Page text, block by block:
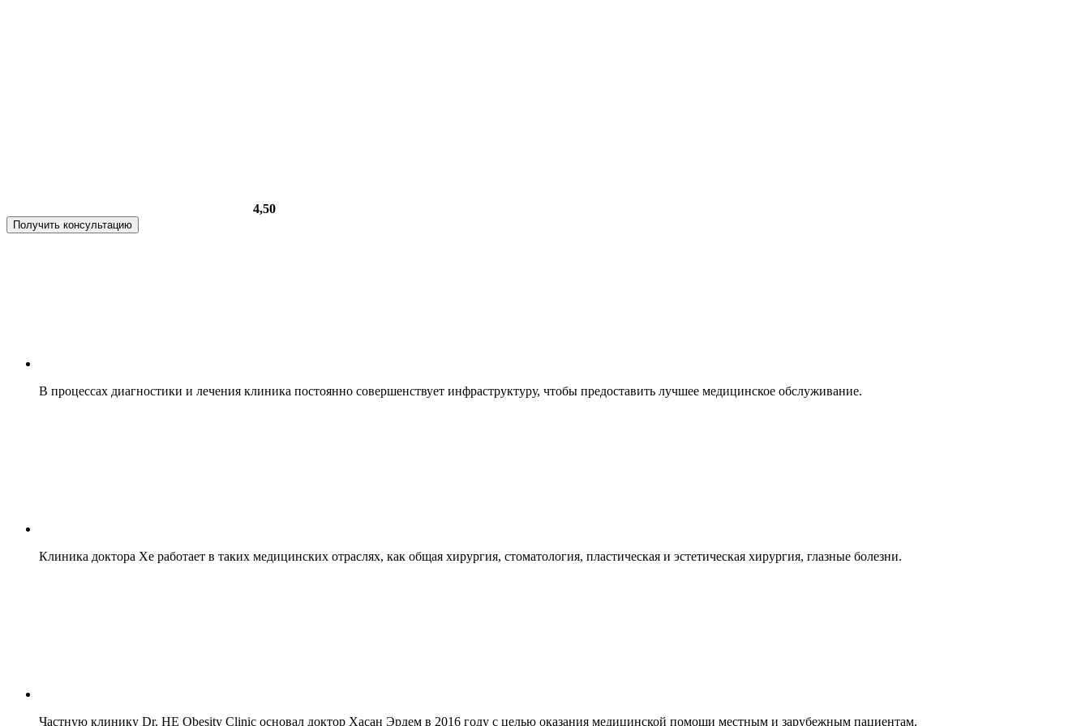
4,50
Получить консультацию
В процессах диагностики и лечения клиника постоянно совершенствует инфраструктуру, чтобы предоставить лучшее медицинское обслуживание.
Клиника доктора Хе работает в таких медицинских отраслях, как общая хирургия, стоматология, пластическая и эстетическая хирургия, глазные болезни.
Частную клинику Dr. HE Obesity Clinic основал доктор Хасан Эрдем в 2016 году с целью оказания медицинской помощи местным и зарубежным пациентам.